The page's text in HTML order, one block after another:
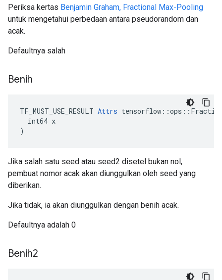
Periksa kertas Benjamin Graham, Fractional Max-Pooling
untuk mengetahui perbedaan antara pseudorandom dan
acak.
Defaultnya salah
Benih
TF_MUST_USE_RESULT Attrs
  int64 x
)
Jika salah satu seed atau seed2 disetel bukan nol,
pembuat nomor acak akan diunggulkan oleh seed yang
diberikan.
Jika tidak, ia akan diunggulkan dengan benih acak.
Defaultnya adalah 0
Benih2